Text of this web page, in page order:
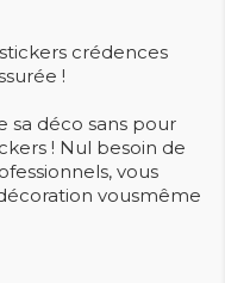
crédences
!
sa déco sans pour
! Nul besoin de
vous
vousmême